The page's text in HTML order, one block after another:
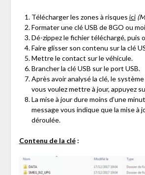
Télécharger les zones à risques ici
Formater une clé USB de 8GO ou
Dé-zippez le fichier téléchargé, puis
Faire glisser son contenu sur la clé
Mettre le contact sur le véhicule.
Brancher la clé USB sur le port USB.
Après avoir analysé la clé, le
vous voulez mettre à jour, appuyez
La mise à jour dure moins d’une
message vous indique que la mise à
déroulée.
Contenu de la clé: